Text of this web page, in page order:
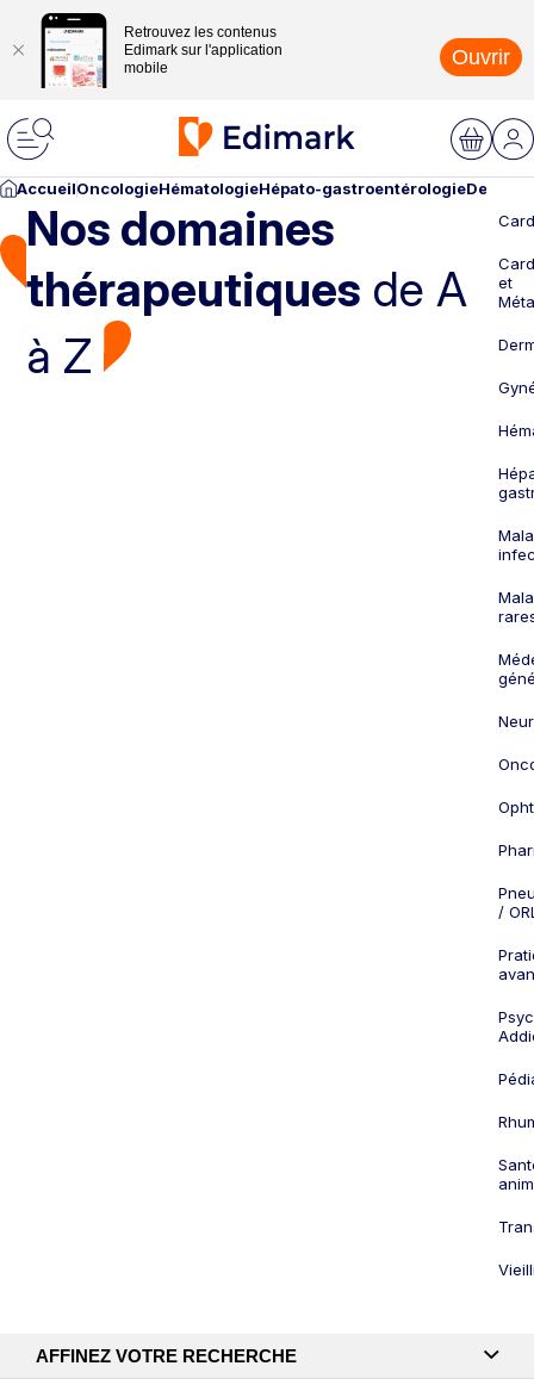
Retrouvez les contenus
Edimark sur l'application
mobile
Ouvrir
AccueilOncologieHématologieHépato-gastroentérologie
Nos domaines
thérapeutiques de A
à Z
et
/
AFFINEZ VOTRE RECHERCHE